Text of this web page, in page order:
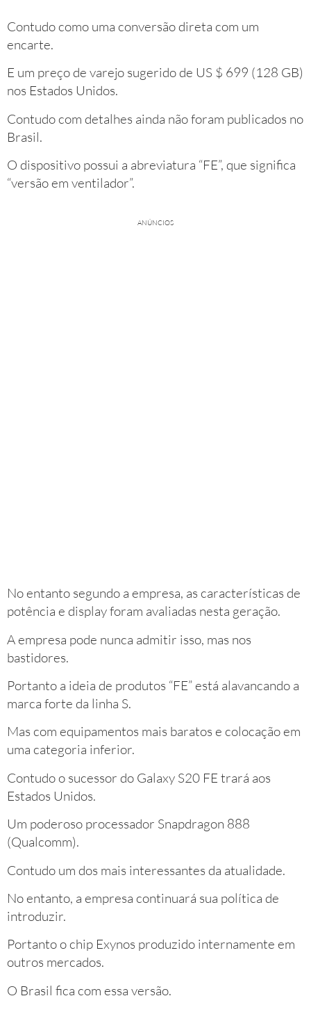
Contudo como uma conversão direta com um
encarte.
E um preço de varejo sugerido de US $ 699 (128 GB)
nos Estados Unidos.
Contudo com detalhes ainda não foram publicados no
Brasil.
O dispositivo possui a abreviatura “FE”, que significa
“versão em ventilador”.
ANÚNCIOS
No entanto segundo a empresa, as características de
potência e display foram avaliadas nesta geração.
A empresa pode nunca admitir isso, mas nos
bastidores.
Portanto a ideia de produtos “FE” está alavancando a
marca forte da linha S.
Mas com equipamentos mais baratos e colocação em
uma categoria inferior.
Contudo o sucessor do Galaxy S20 FE trará aos
Estados Unidos.
Um poderoso processador Snapdragon 888
(Qualcomm).
Contudo um dos mais interessantes da atualidade.
No entanto, a empresa continuará sua política de
introduzir.
Portanto o chip Exynos produzido internamente em
outros mercados.
O Brasil fica com essa versão.